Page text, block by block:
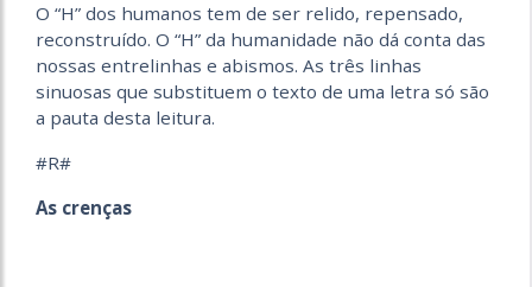
O “H” dos humanos tem de ser relido, repensado,
reconstruído. O “H” da humanidade não dá conta das
nossas entrelinhas e abismos. As três linhas
sinuosas que substituem o texto de uma letra só são
a pauta desta leitura.
#R#
As crenças